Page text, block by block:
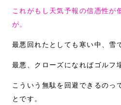
これがもし天気予報の信憑性が
が。
最悪回れたとしても寒い中、雪
最悪、クローズになればゴルフ
こういう無駄を回避できるのっ
とです。